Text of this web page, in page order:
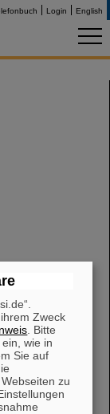
Login English
Zweck
. Bitte
wie in
Sie auf
zu